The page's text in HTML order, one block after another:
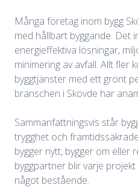
Många företag inom bygg
med hållbart byggande. Det
energieffektiva lösningar,
minimering av avfall. Allt fler
byggtjänster med ett grönt
branschen i Skövde har
Sammanfattningsvis står
trygghet och
bygger nytt, bygger om eller
byggpartner blir varje
något bestående.